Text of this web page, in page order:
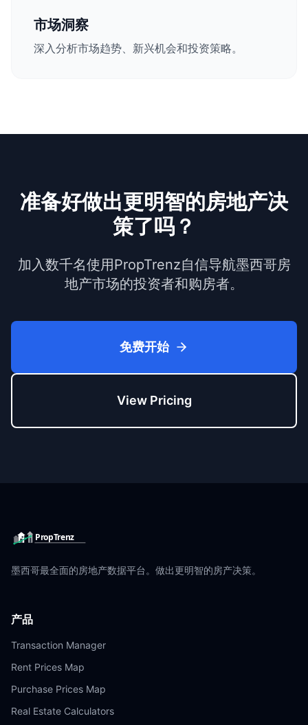
市场洞察
深入分析市场趋势、新兴机会和投资策略。
准备好做出更明智的房地产决
策了吗？
加入数千名使用PropTrenz自信导航墨西哥房
地产市场的投资者和购房者。
免费开始
View Pricing
PropTrenz
墨西哥最全面的房地产数据平台。做出更明智的房产决策。
产品
Transaction Manager
Rent Prices Map
Purchase Prices Map
Real Estate Calculators